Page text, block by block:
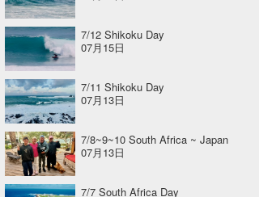
7/12 Shikoku Day
07月15日
7/11 Shikoku Day
07月13日
7/8~9~10 South Africa ~ Japan
07月13日
7/7 South Africa Day